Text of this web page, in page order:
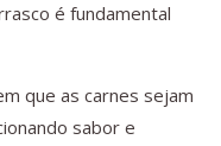
é fundamental
que as carnes sejam
sabor e